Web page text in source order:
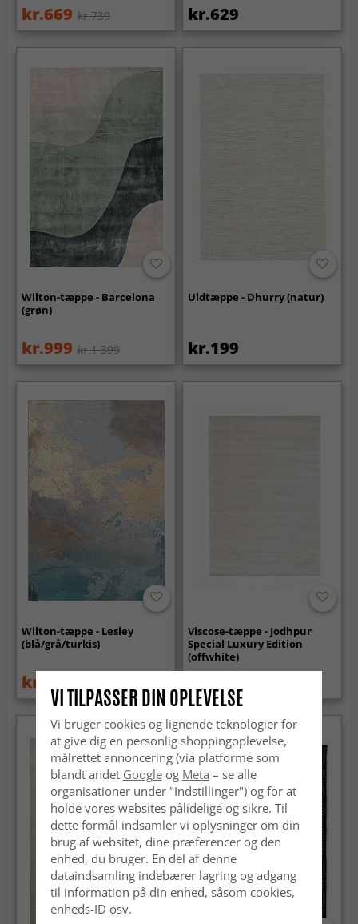
kr.669 kr.739 kr.629
Wilton-tæppe - Barcelona
(grøn)
kr.999 kr.1 399
Uldtæppe - Dhurry (natur)
kr.199
Wilton-tæppe - Lesley
(blå/grå/turkis)
kr.329
Viscose-tæppe - Jodhpur
Special Luxury Edition
(offwhite)
VI TILPASSER DIN OPLEVELSE
Vi bruger cookies og lignende teknologier for
at give dig en personlig shoppingoplevelse,
målrettet annoncering (via platforme som
blandt andet Googleog Meta – se alle
organisationer under "Indstillinger") og for at
holde vores websites pålidelige og sikre. Til
dette formål indsamler vi oplysninger om din
brug af websitet, dine præferencer og den
enhed, du bruger. En del af denne
dataindsamling indebærer lagring og adgang
til information på din enhed, såsom cookies,
enheds-ID osv.